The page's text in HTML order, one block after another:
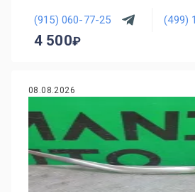
(915) 060-77-25 (499)
4 500
08.08.2026